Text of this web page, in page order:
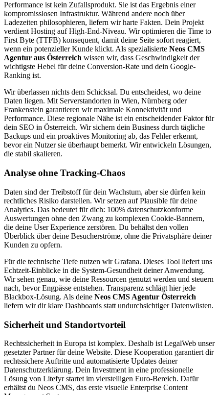
Performance ist kein Zufallsprodukt. Sie ist das Ergebnis einer
kompromisslosen Infrastruktur. Während andere noch über
Ladezeiten philosophieren, liefern wir harte Fakten. Dein Projekt
verdient Hosting auf High-End-Niveau. Wir optimieren die Time to
First Byte (TTFB) konsequent, damit deine Seite sofort reagiert,
wenn ein potenzieller Kunde klickt. Als spezialisierte Neos CMS
Agentur aus Österreich wissen wir, dass Geschwindigkeit der
wichtigste Hebel für deine Conversion-Rate und dein Google-
Ranking ist.
Wir überlassen nichts dem Schicksal. Du entscheidest, wo deine
Daten liegen. Mit Serverstandorten in Wien, Nürnberg oder
Frankenstein garantieren wir maximale Konnektivität und
Performance. Diese regionale Nähe ist ein entscheidender Faktor für
dein SEO in Österreich. Wir sichern dein Business durch tägliche
Backups und ein proaktives Monitoring ab, das Fehler erkennt,
bevor ein Nutzer sie überhaupt bemerkt. Wir entwickeln Lösungen,
die stabil skalieren.
Analyse ohne Tracking-Chaos
Daten sind der Treibstoff für dein Wachstum, aber sie dürfen kein
rechtliches Risiko darstellen. Wir setzen auf Plausible für deine
Analytics. Das bedeutet für dich: 100% datenschutzkonforme
Auswertungen ohne den Zwang zu komplexen Cookie-Bannern,
die deine User Experience zerstören. Du behältst den vollen
Überblick über deine Besucherströme, ohne die Privatsphäre deiner
Kunden zu opfern.
Für die technische Tiefe nutzen wir Grafana. Dieses Tool liefert uns
Echtzeit-Einblicke in die System-Gesundheit deiner Anwendung.
Wir sehen genau, wie deine Ressourcen genutzt werden und steuern
nach, bevor Engpässe entstehen. Transparenz schlägt hier jede
Blackbox-Lösung. Als deine Neos CMS Agentur Österreich
liefern wir dir klare Dashboards statt undurchsichtiger Datenwüsten.
Sicherheit und Standortvorteil
Rechtssicherheit in Europa ist komplex. Deshalb ist LegalWeb unser
gesetzter Partner für deine Website. Diese Kooperation garantiert dir
rechtssichere Auftritte und automatisierte Updates deiner
Datenschutzerklärung. Dein Investment in eine professionelle
Lösung von Litefyr startet im vierstelligen Euro-Bereich. Dafür
erhältst du Neos CMS, das erste visuelle Enterprise Content